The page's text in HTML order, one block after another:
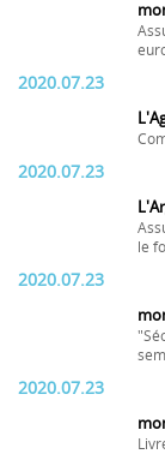
2020.07.23
2020.07.23
le
2020.07.23
2020.07.23